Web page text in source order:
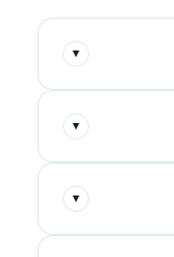
▾
▾
▾